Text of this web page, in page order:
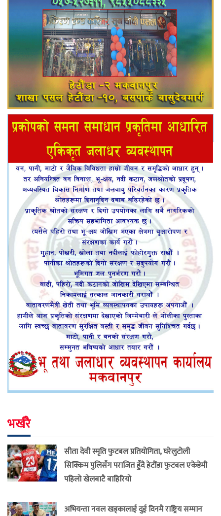
भर्खरै
सीता देवी स्मृति फुटबल प्रतियोगिता, घरेलुटोली
सिक्किम पुलिसँग पराजित हुँदै हेटौंडा फुटबल एकेडेमी
पहिलो खेलबाटै बाहिरियो
अभियन्ता नवल खड्कालाई दुई दिनमै राष्ट्रिय सम्मान